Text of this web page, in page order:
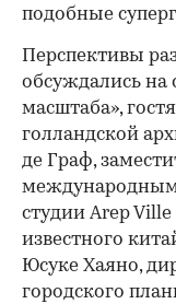
подобные
Перспективы
обсуждались на
масштаба»,
голландской
де Граф,
международным
студии Arep
известного
Юсуке Хаяно,
городского